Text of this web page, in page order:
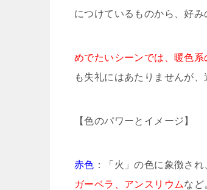
につけているものから、好み
めでたいシーンでは、暖色系
も失礼にはあたりませんが
【色のパワーとイメージ】
赤色 ：「火」の色に象徴さ
ガーベラ、アンスリウムなど